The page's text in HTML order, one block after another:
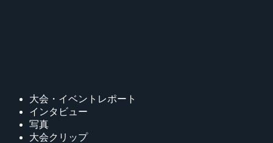
大会・イベントレポート
インタビュー
写真
大会クリップ